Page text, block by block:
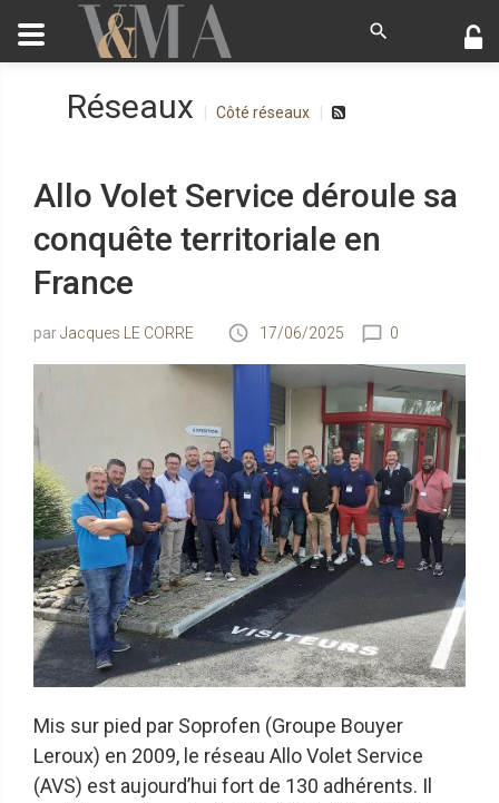
Réseaux Côté réseaux
Allo Volet Service déroule sa
conquête territoriale en
France
Jacques LE CORRE 17/06/2025 0
Mis sur pied par Soprofen (Groupe Bouyer
Leroux) en 2009, le réseau Allo Volet Service
(AVS) est aujourd’hui fort de 130 adhérents. Il